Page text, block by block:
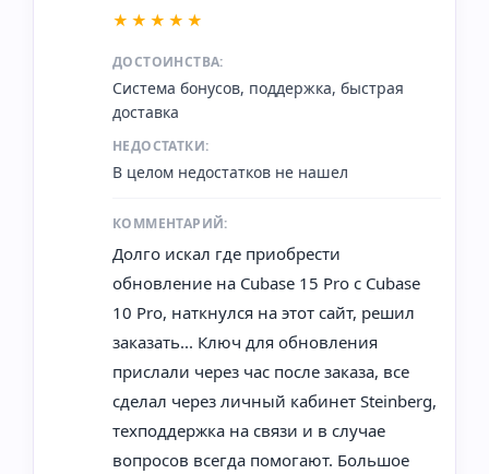
★★★★★
ДОСТОИНСТВА:
Система бонусов, поддержка, быстрая
доставка
НЕДОСТАТКИ:
В целом недостатков не нашел
КОММЕНТАРИЙ:
Долго искал где приобрести
обновление на Cubase 15 Pro с Cubase
10 Pro, наткнулся на этот сайт, решил
заказать... Ключ для обновления
прислали через час после заказа, все
сделал через личный кабинет Steinberg,
техподдержка на связи и в случае
вопросов всегда помогают. Большое